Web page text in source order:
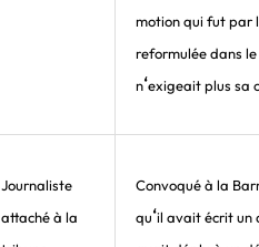
motion qui fut par
reformulée dans le
n‘exigeait plus sa
Journaliste
attaché à la
Convoqué à la
qu‘il avait écrit un